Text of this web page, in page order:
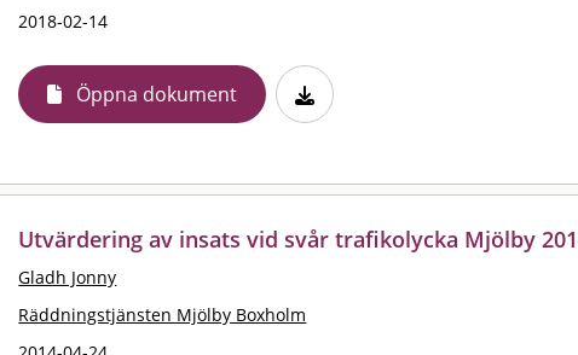
2018-02-14
Öppna dokument
Utvärdering av insats vid svår trafikolycka Mjölby
Gladh Jonny
Räddningstjänsten Mjölby Boxholm